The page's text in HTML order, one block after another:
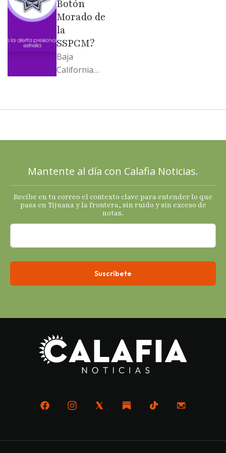
Botón
Morado de
la
SSPCM?
Baja
California
2025 con
termómetro
s
económicos.
Mantente al día con Calafia Noticias.
Recibe en tu correo el contexto clave para entender lo que
pasa en Tijuana y la frontera, sin ruido y sin exceso de
notas.